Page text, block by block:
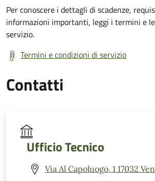
Per conoscere i dettagli di scadenze,
informazioni importanti, leggi i termini e
servizio.
Termini e condizioni di servizio
Contatti
Ufficio Tecnico
Via Al Capoluogo, 1 17032